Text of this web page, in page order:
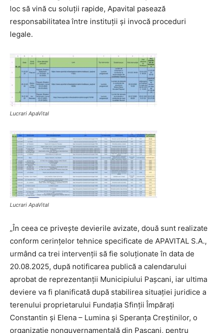
loc să vină cu soluții rapide, Apavital pasează
responsabilitatea între instituții și invocă proceduri
legale.
Lucrari ApaVital
Lucrari ApaVital
„În ceea ce privește devierile avizate, două sunt realizate
conform cerințelor tehnice specificate de APAVITAL S.A.,
urmând ca trei intervenții să fie soluționate în data de
20.08.2025, după notificarea publică a calendarului
aprobat de reprezentanții Municipiului Pașcani, iar ultima
deviere va fi planificată după stabilirea situației juridice a
terenului proprietarului Fundația Sfinții Împărați
Constantin și Elena – Lumina și Speranța Creștinilor, o
organizație nonguvernamentală din Pașcani, pentru